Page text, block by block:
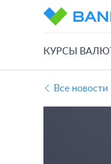
КУРСЫ ВАЛЮТ
Все новости